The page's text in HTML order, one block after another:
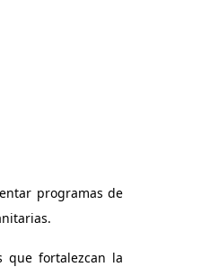
programas de
que fortalezcan la